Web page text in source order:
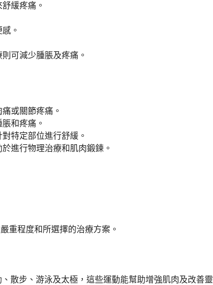
緩疼痛。
。
可減少腫脹及疼痛。
或關節疼痛。
和疼痛。
特定部位進行舒緩。
進行物理治療和肌肉鍛鍊。
重程度和所選擇的治療方案。
散步、游泳及太極，這些運動能幫助增強肌肉及改善靈